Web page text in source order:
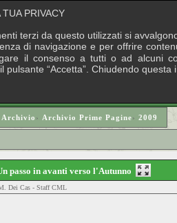
Archivio › Archivio Prime Pagine› 2009
passo in avanti verso l'Autunno
Dei Cas - Staff CML
PRIVACY
terzi da questo utilizzati si
di navigazione e per offrire
il consenso a tutti o ad alcuni
pulsante “Accetta”. Chiudendo